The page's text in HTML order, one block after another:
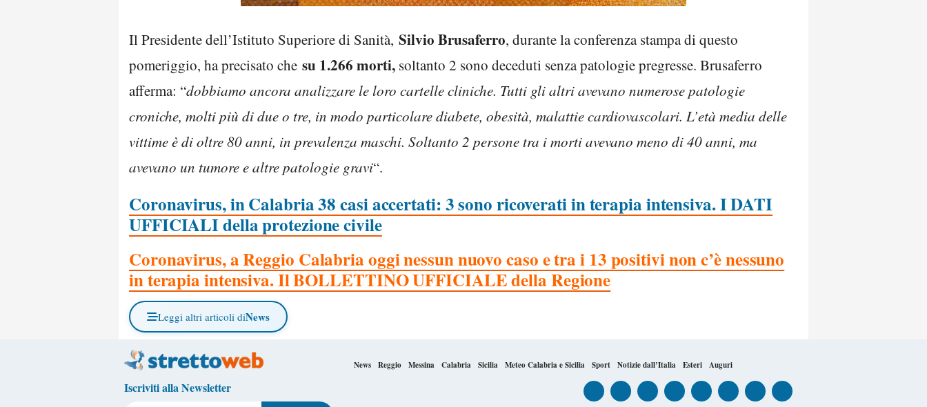
Il Presidente dell’Istituto Superiore di Sanità, Silvio Brusaferro, durante la conferenza stampa di questo
pomeriggio, ha precisato che su 1.266 morti, soltanto 2 sono deceduti senza patologie pregresse. Brusaferro
afferma: “dobbiamo ancora analizzare le loro cartelle cliniche. Tutti gli altri avevano numerose patologie
croniche, molti più di due o tre, in modo particolare diabete, obesità, malattie cardiovascolari. L’età media delle
vittime è di oltre 80 anni, in prevalenza maschi. Soltanto 2 persone tra i morti avevano meno di 40 anni, ma
avevano un tumore e altre patologie gravi“.
Coronavirus, in Calabria 38 casi accertati: 3 sono ricoverati in terapia intensiva. I DATI
UFFICIALI della protezione civile
Coronavirus, a Reggio Calabria oggi nessun nuovo caso e tra i 13 positivi non c’è nessuno
in terapia intensiva. Il BOLLETTINO UFFICIALE della Regione
Leggi altri articoli diNews
News Reggio Messina Calabria Sicilia Meteo Calabria e Sicilia Sport Notizie dall’Italia Esteri Auguri
Iscriviti alla Newsletter